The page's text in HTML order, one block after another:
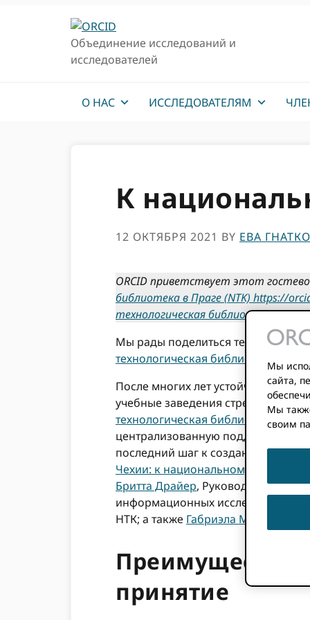
Объединение исследований и
исследователей
О НАС ИССЛЕДОВАТЕЛЯМ
К
12 ОКТЯБРЯ 2021 BY ЕВА
ORCID приветствует этот
библиотека в Праге (NTK) https://
технологическая библиотека в
Мы рады поделиться тем, что
технологическая библиотека в
После многих лет устойчивого
учебные заведения стремятся
технологическая библиотека в
централизованную поддержку
последний шаг к созданию
Чехии: к национальному
Бритта Драйер, Руководитель
информационных исследований и
НТК; а также Габриэла Мехиас ,
Преимущества
принятие
Мы
сайта,
Мы
своим